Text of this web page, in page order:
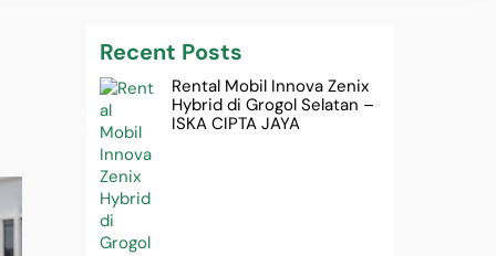
Recent Posts
Rental Mobil Innova Zenix
Hybrid di Grogol Selatan –
ISKA CIPTA JAYA